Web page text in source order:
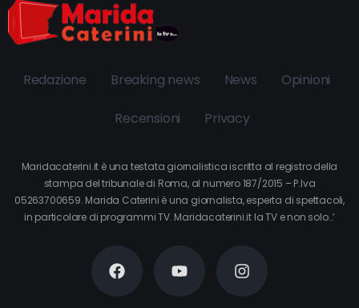
Redazione Breaking news News Opinioni
Recensioni Privacy
Maridacaterini.it è una testata giornalistica iscritta al registro della
stampa del tribunale di Roma, al numero 187/2015 – P.Iva
05263700659. Marida Caterini è una giornalista, esperta di spettacoli,
in particolare di programmi TV. Maridacaterini.it la TV e non solo…’